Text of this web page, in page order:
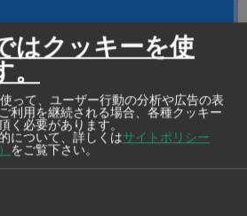
部から正式に認可された海外支部
校、高等学校、大学のいずれか
の方はご連絡下さい。
はクッキーを使
って、ユーザー行動の分析や広告の表
利用を継続される場合、各種クッキー
く必要があります。
について、詳しくはサイトポリシー
をご覧下さい。